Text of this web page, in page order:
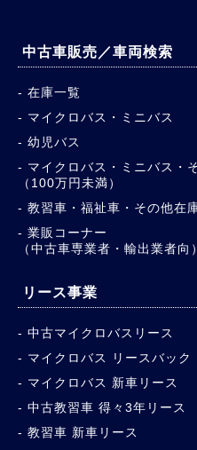
中古車販売／車両検索
在庫一覧
マイクロバス・ミニバス
幼児バス
マイクロバス・ミニバス・
（100万円未満）
教習車・福祉車・その他在
業販コーナー
（中古車専業者・輸出業者向）
リース事業
中古マイクロバスリース
マイクロバス リースバック
マイクロバス 新車リース
中古教習車 得々3年リース
教習車 新車リース